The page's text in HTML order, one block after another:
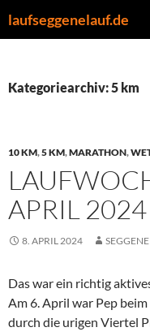
Inhalt
laufseggenelauf.de
Kategoriearchiv: 5 km
10 KM,5 KM,MARATHON,
APRIL 2024
8. APRIL 2024 SEGGENE
Das war ein richtig
Am 6. April war Pep
durch die urigen Viertel